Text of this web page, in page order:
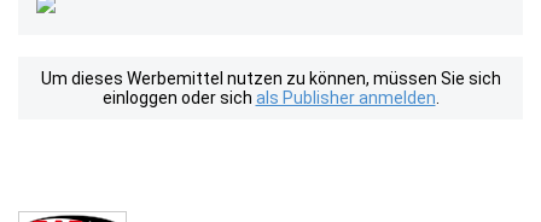
Um dieses Werbemittel nutzen zu können, müssen Sie sich
einloggen oder sich als Publisher anmelden